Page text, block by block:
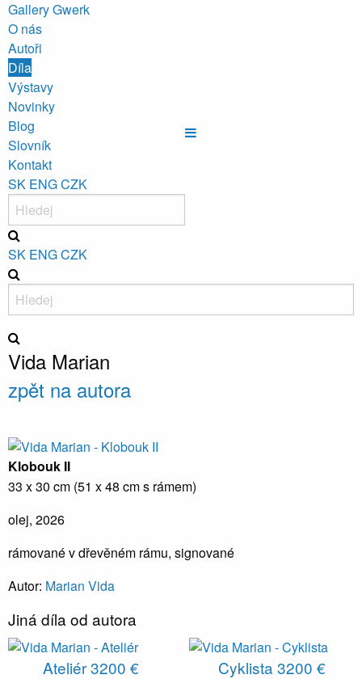
Gallery Gwerk
O nás
Autoři
Díla
Výstavy
Novinky
Blog
Slovník
Kontakt
SK ENGCZK
SK ENGCZK
Vida Marian
zpět na autora
Klobouk II
33 x 30 cm (51 x 48 cm s rámem)
olej, 2026
rámované v dřevěném rámu, signované
Autor: Marian Vida
Jiná díla od autora
Ateliér3200 € Cyklista 3200 €